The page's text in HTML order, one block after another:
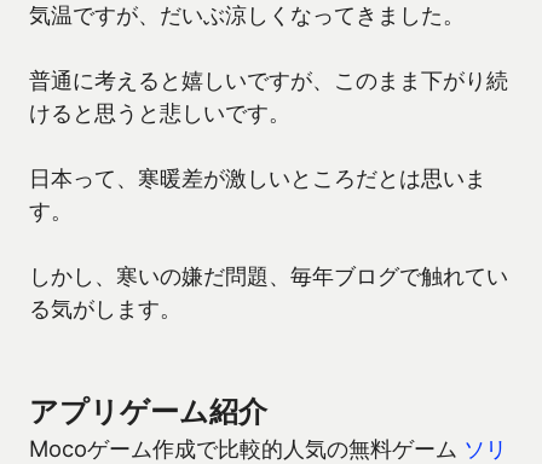
気温ですが、だいぶ涼しくなってきました。
普通に考えると嬉しいですが、このまま下がり続
けると思うと悲しいです。
日本って、寒暖差が激しいところだとは思いま
す。
しかし、寒いの嫌だ問題、毎年ブログで触れてい
る気がします。
アプリゲーム紹介
Mocoゲーム作成で比較的人気の無料ゲーム ソリ